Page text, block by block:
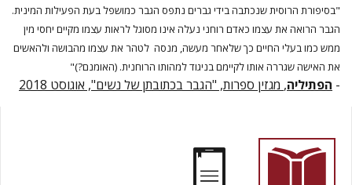
"בסיפורת הרוסית שנכתבה בידי גברים נתפס הגבר כמושפל בעת הפעילות המינית.
הגבר הרואה את עצמו כאדם רוחני נעלה אינו מסוגל לראות עצמו מקיים יחסי מין
ממש כמו בעלי החיים כך שלאחר מעשה, מנסה לטהר את עצמו מהבושה ולהאשים
את האישה שגררה אותו לקיימם בניגוד למהותו הרוחנית. (האומנם?)"
- הפתיליה, מגזין ספרות, "הגבר בכתובתן של נשים", אוגוסט 2018